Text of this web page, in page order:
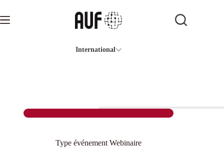
contenu
International
Type événement Webinaire